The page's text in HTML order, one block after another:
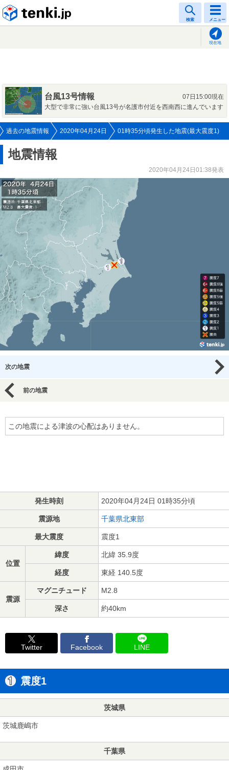
検索 メニュー
現在地
台風13号情報
07日15:00現在
大型で非常に強い台風13号が名護市付近を西南西に進んでいます
過去の地震情報 2020年04月24日 01時35分頃発生した地震(最大震度1)
地震情報
2020年04月24日01:38発表
次の地震
前の地震
この地震による津波の心配はありません。
発生時刻 2020年04月24日 01時35分頃
震源地 千葉県北東部
最大震度 震度1
位置
緯度 北緯 35.9度
経度 東経 140.5度
震源
マグニチュード M2.8
深さ 約40km
Twitter Facebook LINE
震度1
茨城県
茨城鹿嶋市
千葉県